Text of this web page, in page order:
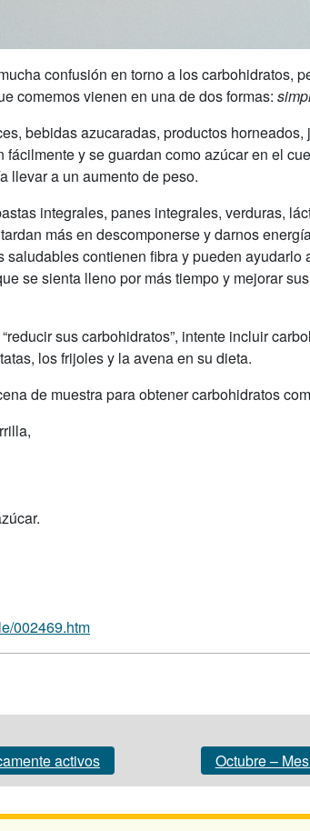
confusión en torno a los carbohidratos,
comemos vienen en una de dos formas:
bebidas azucaradas, productos
y se guardan como azúcar en el
llevar a un aumento de peso.
integrales, panes integrales, verduras,
más en descomponerse y darnos
contienen fibra y pueden ayudarlo
se sienta lleno por más tiempo y mejorar
sus carbohidratos”, intente incluir
los frijoles y la avena en su dieta.
de muestra para obtener carbohidratos
002469.htm
activos Octubre –